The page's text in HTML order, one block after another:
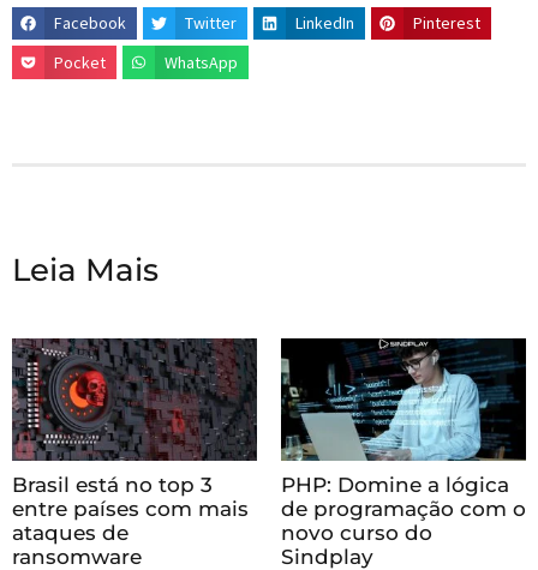
Facebook Twitter LinkedIn
Pinterest
Pocket
WhatsApp
Leia Mais
Brasil está no top 3
entre países com mais
ataques de
ransomware
PHP: Domine a lógica
de programação com o
novo curso do
Sindplay